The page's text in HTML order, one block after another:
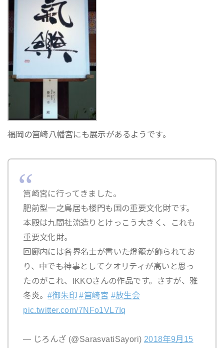
福岡の筥崎八幡宮にも展示があるようです。
筥崎宮に行ってきました。
肥前型一之鳥居も楼門も国の重要文化財です。
本殿は九間社流造りとけっこう大きく、これも
重要文化財。
回廊内には各界名士が書いた燈籠が飾られてお
り、中でも神事としてクオリティが高いと思っ
たのがこれ、IKKOさんの作品です。さすが、雅
冬炎。#御朱印 #筥崎宮 #放生会
pic.twitter.com/7NFo1VL7Iq
— じろんざ (@SarasvatiSayori) 2018年9月15